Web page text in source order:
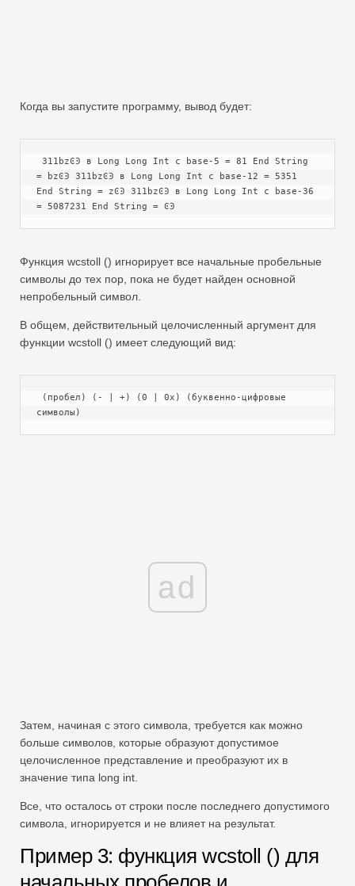
Когда вы запустите программу, вывод будет:
= bzϾϿ 311bzϾϿ в Long Long Int с base-12 = 5351
End String = zϾϿ 311bzϾϿ в Long Long Int с base-36
= 5087231 End String = ϾϿ
Функция wcstoll () игнорирует все начальные пробельные
символы до тех пор, пока не будет найден основной
непробельный символ.
В общем, действительный целочисленный аргумент для
функции wcstoll () имеет следующий вид:
символы)
ad
Затем, начиная с этого символа, требуется как можно
больше символов, которые образуют допустимое
целочисленное представление и преобразуют их в
значение типа long int.
Все, что осталось от строки после последнего допустимого
символа, игнорируется и не влияет на результат.
Пример 3: функция wcstoll () для